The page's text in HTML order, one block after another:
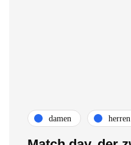
damen herren